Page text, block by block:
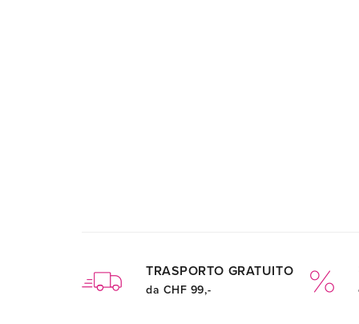
TRASPORTO GRATUITO
da CHF 99,-